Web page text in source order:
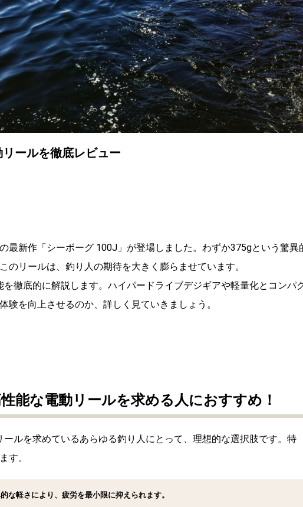
ールを徹底レビュー
最新作「シーボーグ 100J」が登場しました。わずか375gという驚異
のリールは、釣り人の期待を大きく膨らませています。
徹底的に解説します。ハイパードライブデジギアや軽量化とコンパ
験を向上させるのか、詳しく見ていきましょう。
能な電動リールを求める人におすすめ！
ルを求めているあらゆる釣り人にとって、理想的な選択肢です。特
す。
な軽さにより、疲労を最小限に抑えられます。